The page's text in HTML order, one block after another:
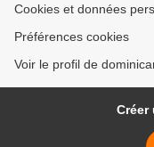
Cookies et données
Préférences cookies
Voir le profil de
Créer